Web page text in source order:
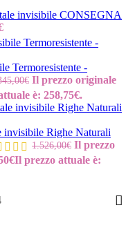
invisibile CONSEGNA
Termoresistente -
€ Il prezzo originale
è: 258,75€.
Righe Naturali
1.526,00€ Il prezzo
€Il prezzo attuale è: